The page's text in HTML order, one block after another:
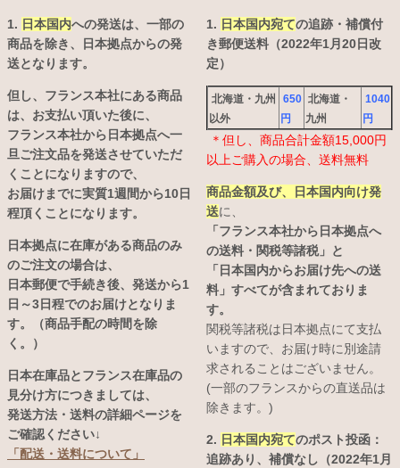
1. 日本国内への発送は、 一部の
商品を除き、日本拠点からの発
送となります。
但し、フランス本社にある商品
は、お支払い頂いた後に、
フランス本社から日本拠点へ一
旦ご注文品を発送させていただ
くことになりますので、
お届けまでに実質1週間から10日
程頂くことになります。
日本拠点に在庫がある商品のみ
のご注文の場合は、
日本郵便で手続き後、発送から1
日～3日程でのお届けとなりま
す。（商品手配の時間を除
く。）
日本在庫品とフランス在庫品の
見分け方につきましては、
発送方法・送料の詳細ページを
ご確認ください↓
「配送・送料について」
1. 日本国内宛ての追跡・補償付
き郵便送料（2022年1月20日改
定）
北海道・九州
以外
650
円
北海道・
九州
1040
円
＊但し、商品合計金額15,000円
以上ご購入の場合、送料無料
商品金額及び、日本国内向け発
送に、
「フランス本社から日本拠点へ
の送料・関税等諸税」と
「日本国内からお届け先への送
料」すべてが含まれておりま
す。
関税等諸税は日本拠点にて支払
いますので、お届け時に別途請
求されることはございません。
(一部のフランスからの直送品は
除きます。)
2. 日本国内宛てのポスト投函：
追跡あり、補償なし（2022年1月